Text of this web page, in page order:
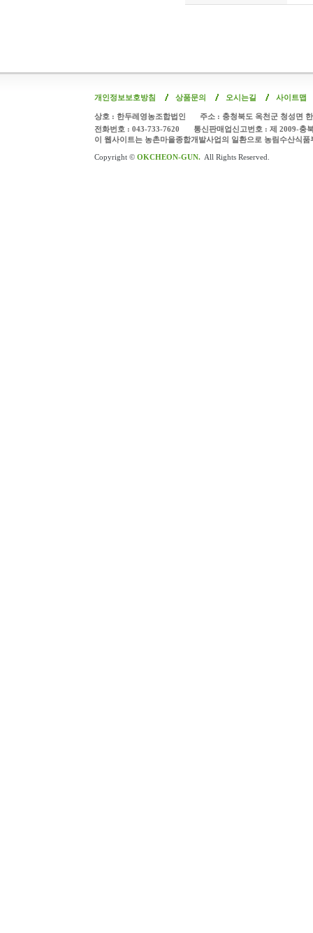
개인정보보호방침 상품문의 오시는길 사이트맵
상호 : 한두레영농조합법인
주소 : 충청북도 옥천군 청성면
전화번호 : 043-733-7620
통신판매업신고번호 : 제 2009-충
이 웹사이트는 농촌마을종합개발사업의 일환으로 농림수산식
Copyright © OKCHEON-GUN. All Rights Reserved.